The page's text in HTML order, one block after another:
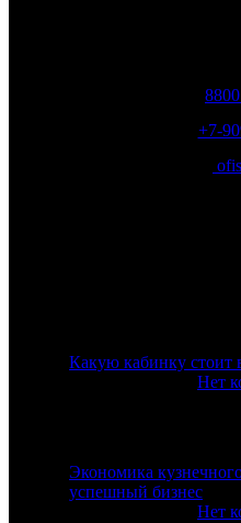
+7-
Какую кабинку стоит
Нет
Экономика
успешный бизнес
Нет